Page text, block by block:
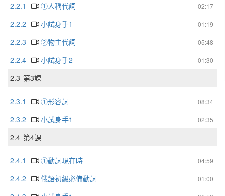
2.2.1 02:17
①人稱代詞
2.2.2
01:19
小試身手1
2.2.3
05:48
②物主代詞
2.2.4
01:30
小試身手2
2.3 第3課
2.3.1 08:34
①形容詞
2.3.2
02:35
小試身手1
2.4 第4課
2.4.1 04:59
①動詞現在時
2.4.2
01:00
俄語初級必備動詞